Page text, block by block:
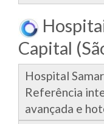
Capital
Hospital
Referência
avançada e